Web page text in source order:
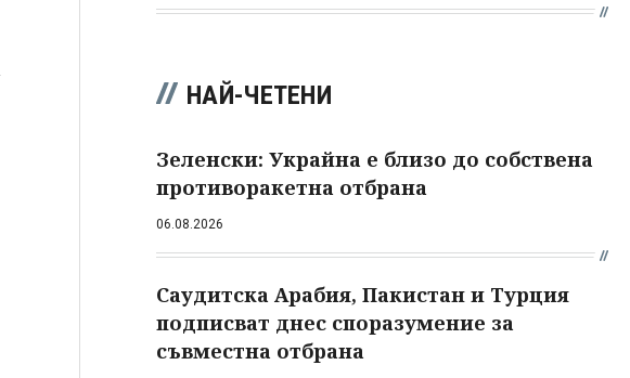
НАЙ-ЧЕТЕНИ
Зеленски: Украйна е близо до собствена
противоракетна отбрана
06.08.2026
Саудитска Арабия, Пакистан и Турция
подписват днес споразумение за
съвместна отбрана